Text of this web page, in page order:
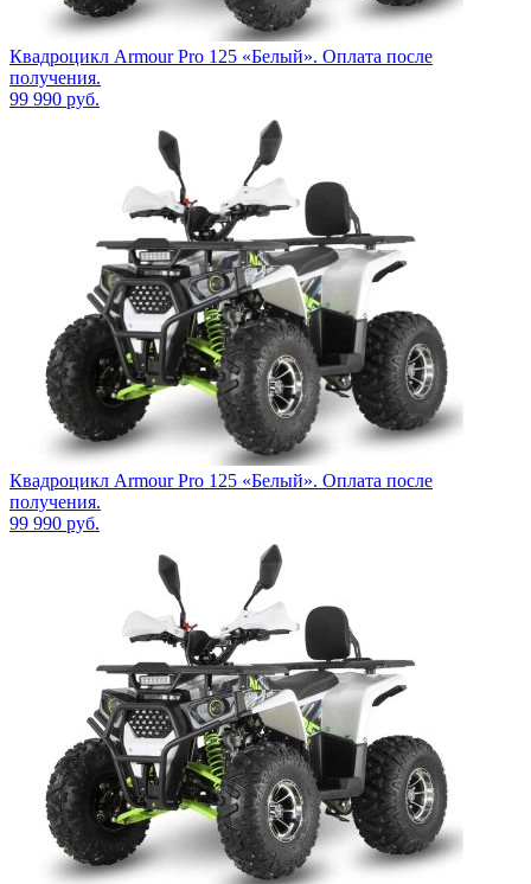
Квадроцикл Armour Pro 125 «Белый». Оплата после
получения.
99 990 руб.
Квадроцикл Armour Pro 125 «Белый». Оплата после
получения.
99 990 руб.